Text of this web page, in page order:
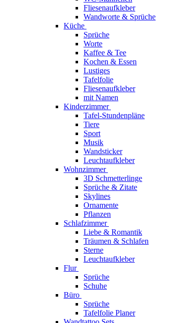
Fliesenaufkleber
Wandworte & Sprüche
Küche
Sprüche
Worte
Kaffee & Tee
Kochen & Essen
Lustiges
Tafelfolie
Fliesenaufkleber
mit Namen
Kinderzimmer
Tafel-Stundenpläne
Tiere
Sport
Musik
Wandsticker
Leuchtaufkleber
Wohnzimmer
3D Schmetterlinge
Sprüche & Zitate
Skylines
Ornamente
Pflanzen
Schlafzimmer
Liebe & Romantik
Träumen & Schlafen
Sterne
Leuchtaufkleber
Flur
Sprüche
Schuhe
Büro
Sprüche
Tafelfolie Planer